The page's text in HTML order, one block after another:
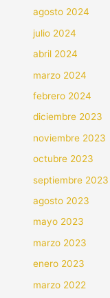
agosto 2024
julio 2024
abril 2024
marzo 2024
febrero 2024
diciembre 2023
noviembre 2023
octubre 2023
septiembre 2023
agosto 2023
mayo 2023
marzo 2023
enero 2023
marzo 2022